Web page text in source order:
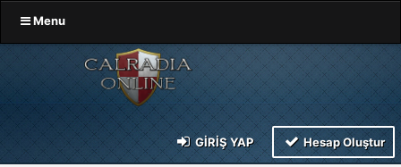
Menu
GIRIŞ YAP Hesap Oluştur